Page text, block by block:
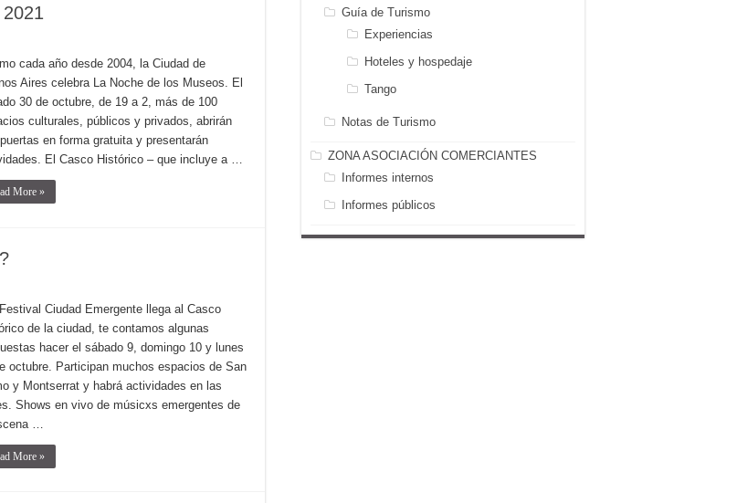
cada año desde 2004, la Ciudad de
Aires celebra La Noche de los Museos. El
30 de octubre, de 19 a 2, más de 100
culturales, públicos y privados, abrirán
en forma gratuita y presentarán
El Casco Histórico – que incluye a …
More »
Ciudad Emergente llega al Casco
de la ciudad, te contamos algunas
hacer el sábado 9, domingo 10 y lunes
octubre. Participan muchos espacios de San
y Montserrat y habrá actividades en las
Shows en vivo de músicxs emergentes de
…
More »
Guía de Turismo
Experiencias
Hoteles y hospedaje
Tango
Notas de Turismo
ZONA ASOCIACIÓN COMERCIANTES
Informes internos
Informes públicos